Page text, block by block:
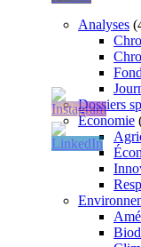
Analyses
Dossiers
Économie